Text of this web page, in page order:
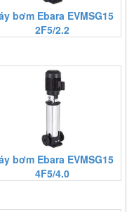
bơm Ebara EVMSG15
2F5/2.2
bơm Ebara EVMSG15
4F5/4.0